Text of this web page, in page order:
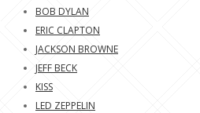
BOB DYLAN
ERIC CLAPTON
JACKSON BROWNE
JEFF BECK
KISS
LED ZEPPELIN